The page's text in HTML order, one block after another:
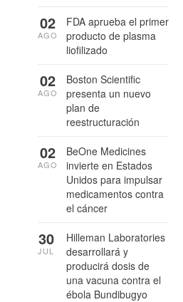
FDA aprueba el primer
producto de plasma
liofilizado
02
AGO
Boston Scientific
presenta un nuevo
plan de
reestructuración
02
AGO
BeOne Medicines
invierte en Estados
Unidos para impulsar
medicamentos contra
el cáncer
02
AGO
Hilleman Laboratories
desarrollará y
producirá dosis de
una vacuna contra el
ébola Bundibugyo
30
JUL